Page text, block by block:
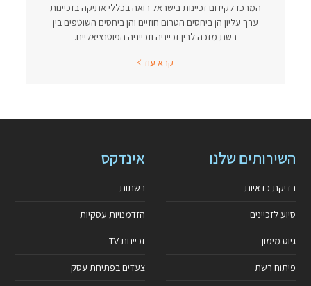
המרכז לקידום זכיינות בישראל רואה בכללי אתיקה בזכיינות
ערך עליון הן ביחסים הטרום חוזיים והן ביחסים השוטפים בין
רשת מזכה לבין זכייניה וזכייניה הפוטנציאליים.
קרא עוד
השירותים שלנו
בדיקת כדאיות
סיוע לזכיינים
גיוס מימון
פיתוח רשת
אינדקס
רשתות
הזדמנויות עסקיות
זכיינות TV
צעדים בפתיחת עסק